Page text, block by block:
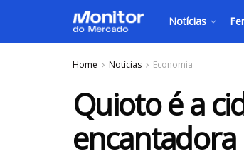
Notícias
Home Notícias Economia
Quioto é a
encantadora